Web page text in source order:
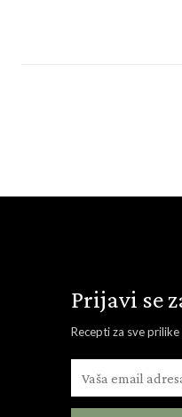
Prijavi se
Recepti za sve prilike